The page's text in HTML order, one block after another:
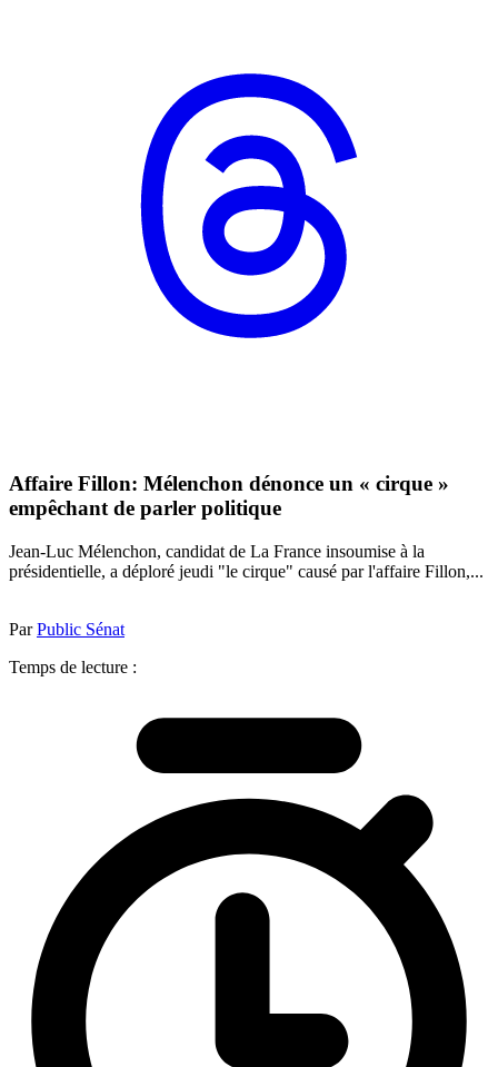
Affaire Fillon: Mélenchon dénonce un « cirque »
empêchant de parler politique
Jean-Luc Mélenchon, candidat de La France insoumise à la
présidentielle, a déploré jeudi "le cirque" causé par l'affaire Fillon,...
ParPublic Sénat
Temps de lecture :